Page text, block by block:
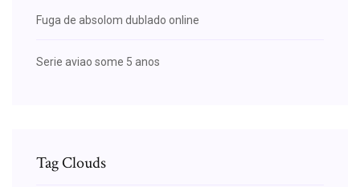
Fuga de absolom dublado online
Serie aviao some 5 anos
Tag Clouds